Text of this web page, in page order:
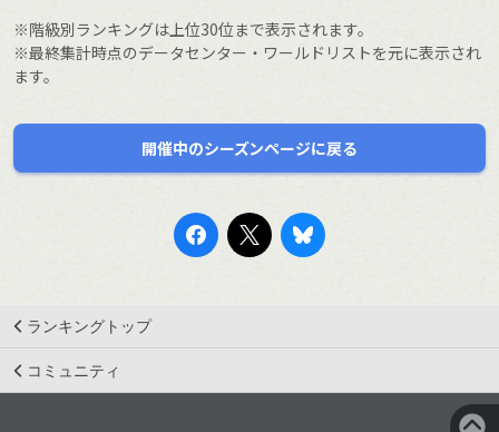
※階級別ランキングは上位30位まで表示されます。
※最終集計時点のデータセンター・ワールドリストを元に表示され
ます。
開催中のシーズンページに戻る
ランキングトップ
コミュニティ